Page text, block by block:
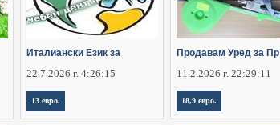
Италиански Език за
22.7.2026 г. 4:26:15
13 евро.
Продавам Уред за Пр
11.2.2026 г. 22:29:11
18,9 евро.